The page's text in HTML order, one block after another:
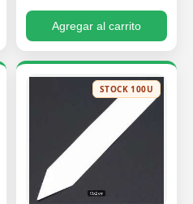
Agregar al carrito
STOCK 100U